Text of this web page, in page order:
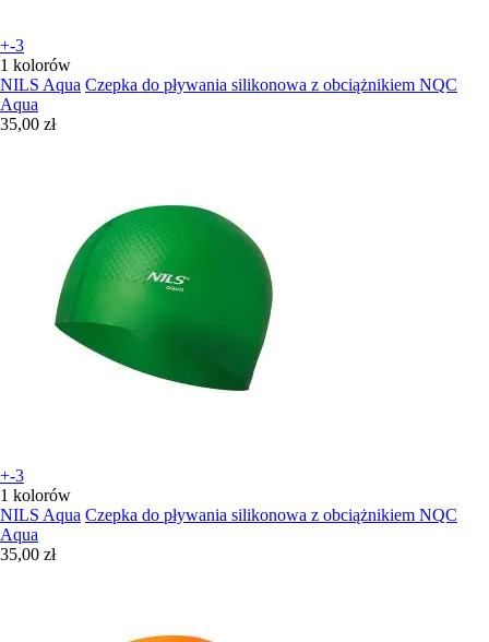
+-3
1 kolorów
NILS Aqua Czepka do pływania silikonowa z obciążnikiem NQC
Aqua
35,00 zł
+-3
1 kolorów
NILS Aqua Czepka do pływania silikonowa z obciążnikiem NQC
Aqua
35,00 zł